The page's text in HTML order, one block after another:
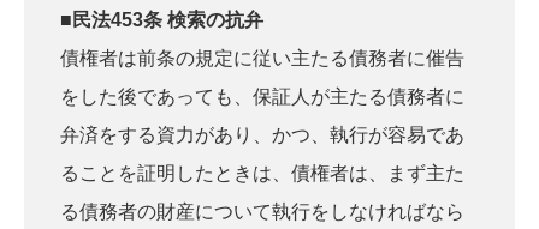
■民法453条 検索の抗弁
債権者は前条の規定に従い主たる債務者に催告
をした後であっても、保証人が主たる債務者に
弁済をする資力があり、かつ、執行が容易であ
ることを証明したときは、債権者は、まず主た
る債務者の財産について執行をしなければなら